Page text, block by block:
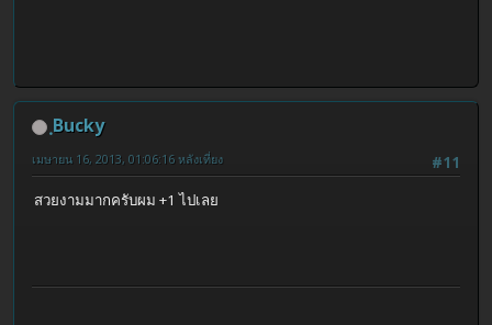
ฺBucky
#11
เมษายน 16, 2013, 01:06:16 หลังเที่ยง
สวยงามมากครับผม +1 ไปเลย